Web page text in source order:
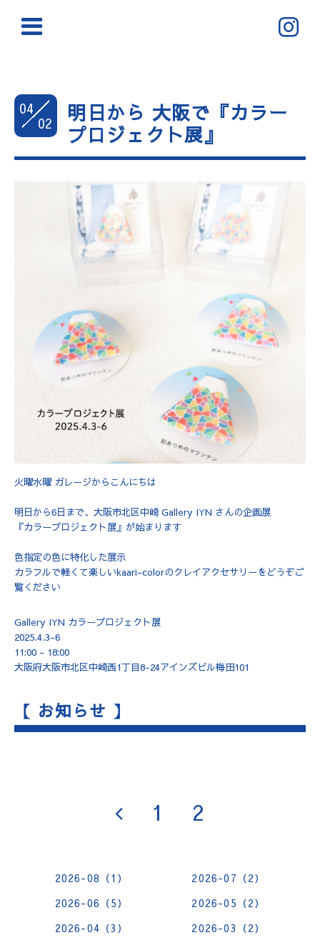
04
02
明日から 大阪で『カラー
プロジェクト展』
火曜水曜 ガレージからこんにちは
明日から6日まで、大阪市北区中崎 Gallery IYN さんの企画展
『カラープロジェクト展』が始まります
色指定の色に特化した展示
カラフルで軽くて楽しいkaari-colorのクレイアクセサリーをどうぞご
覧ください
Gallery IYN カラープロジェクト展
2025.4.3-6
11:00 - 18:00
大阪府大阪市北区中崎西1丁目8-24アインズビル梅田101
【 お知らせ 】
1 2
2026-08（1）
2026-07（2）
2026-06（5）
2026-05（2）
2026-04（3）
2026-03（2）